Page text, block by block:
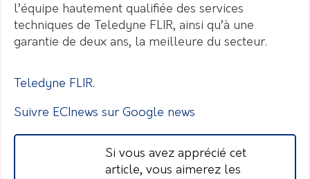
l’équipe hautement qualifiée des services
techniques de Teledyne FLIR, ainsi qu’à une
garantie de deux ans, la meilleure du secteur.
Teledyne FLIR.
Suivre ECInews sur Google news
Si vous avez apprécié cet
article, vous aimerez les